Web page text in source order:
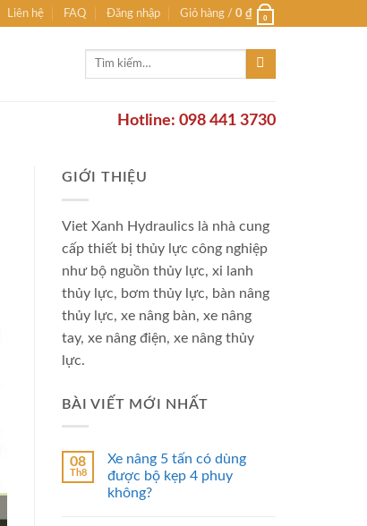
Liên hệ FAQ Đăng nhập Giỏ hàng / 0 ₫ 0
Tìm
Hotline: 098 441 3730
GIỚI THIỆU
Viet Xanh Hydraulics là nhà cung
cấp thiết bị thủy lực công nghiệp
như bộ nguồn thủy lực, xi lanh
thủy lực, bơm thủy lực, bàn nâng
thủy lực, xe nâng bàn, xe nâng
tay, xe nâng điện, xe nâng thủy
lực.
BÀI VIẾT MỚI NHẤT
08
Th8
Xe nâng 5 tấn có dùng
được bộ kẹp 4 phuy
không?